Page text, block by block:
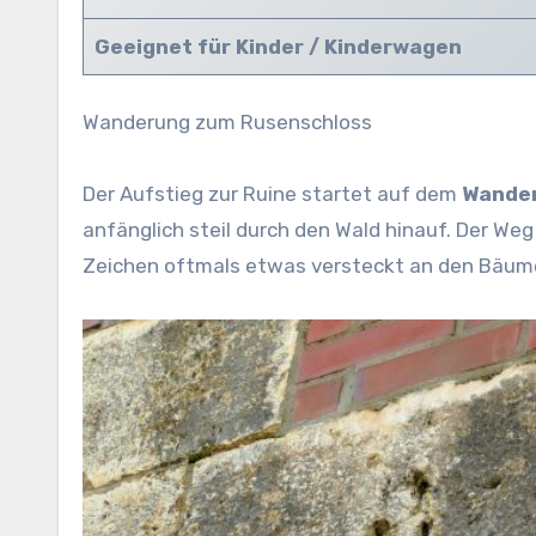
Geeignet für Kinder / Kinderwagen
Wanderung zum Rusenschloss
Der Aufstieg zur Ruine startet auf dem
anfänglich steil durch den Wald hinauf. Der
Zeichen oftmals etwas versteckt an den